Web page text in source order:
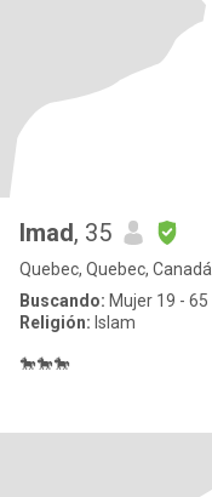
Imad, 35
Quebec, Quebec, Canadá
Buscando: Mujer 19 - 65
Religión: Islam
🐎🐎🐎